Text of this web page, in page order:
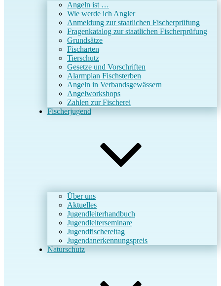
Angeln ist …
Wie werde ich Angler
Anmeldung zur staatlichen Fischerprüfung
Fragenkatalog zur staatlichen Fischerprüfung
Grundsätze
Fischarten
Tierschutz
Gesetze und Vorschriften
Alarmplan Fischsterben
Angeln in Verbandsgewässern
Angelworkshops
Zahlen zur Fischerei
Fischerjugend
Über uns
Aktuelles
Jugendleiterhandbuch
Jugendleiterseminare
Jugendfischereitag
Jugendanerkennungspreis
Naturschutz